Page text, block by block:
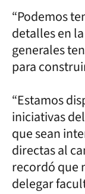
“Podemos
detalles en
generales
para
“Estamos
iniciativas
que sean
directas al
recordó que
delegar